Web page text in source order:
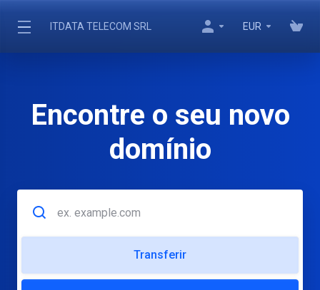
ITDATA TELECOM SRL EUR
Encontre o seu novo
domínio
Transferir